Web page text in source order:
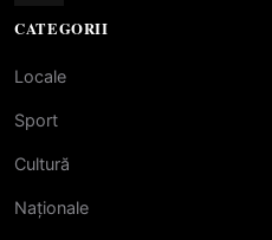
CATEGORII
Locale
Sport
Cultură
Naționale